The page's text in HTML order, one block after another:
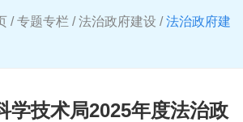
/专题专栏 /法治政府建设 /法治政府建
学技术局2025年度法治政